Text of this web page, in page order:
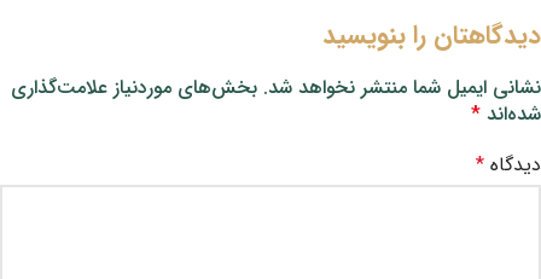
دیدگاهتان را بنویسید
نشانی ایمیل شما منتشر نخواهد شد. بخش‌های موردنیاز علامت‌گذاری
شده‌اند *
دیدگاه *